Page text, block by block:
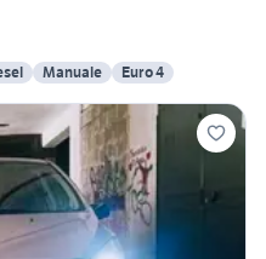
Manuale Euro 4